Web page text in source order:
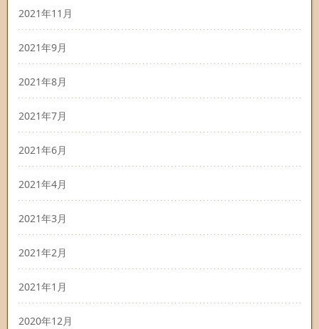
2021年11月
2021年9月
2021年8月
2021年7月
2021年6月
2021年4月
2021年3月
2021年2月
2021年1月
2020年12月